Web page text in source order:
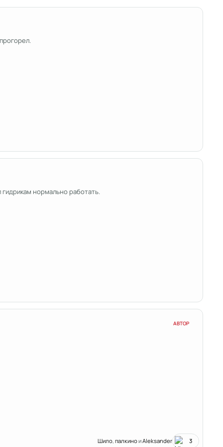
нормально работать.
АВТОР
Шило, палкиноиAleksander 3